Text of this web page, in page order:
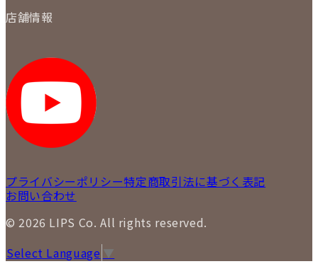
質について
返品について
各事業部の紹介
STAFF BLOG
SNS
店舗情報
LIPS 新宿店
LIPS 札幌パルコ店
LIPS 札幌白石店
LIPS 通信販売事業部
プライバシーポリシー特定商取引法に基づく表記
お問い合わせ
© 2026 LIPS Co. All rights reserved.
Select Language ▼